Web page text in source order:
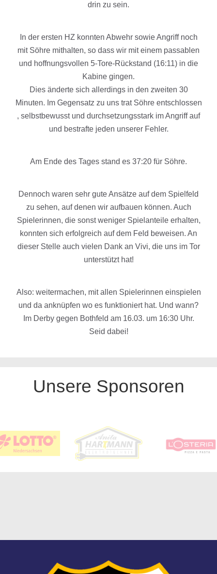
drin zu sein.
In der ersten HZ konnten Abwehr sowie Angriff noch
mit Söhre mithalten, so dass wir mit einem passablen
und hoffnungsvollen 5-Tore-Rückstand (16:11) in die
Kabine gingen.
Dies änderte sich allerdings in den zweiten 30
Minuten. Im Gegensatz zu uns trat Söhre entschlossen
, selbstbewusst und durchsetzungsstark im Angriff auf
und bestrafte jeden unserer Fehler.
Am Ende des Tages stand es 37:20 für Söhre.
Dennoch waren sehr gute Ansätze auf dem Spielfeld
zu sehen, auf denen wir aufbauen können. Auch
Spielerinnen, die sonst weniger Spielanteile erhalten,
konnten sich erfolgreich auf dem Feld beweisen. An
dieser Stelle auch vielen Dank an Vivi, die uns im Tor
unterstützt hat!
Also: weitermachen, mit allen Spielerinnen einspielen
und da anknüpfen wo es funktioniert hat. Und wann?
Im Derby gegen Bothfeld am 16.03. um 16:30 Uhr.
Seid dabei!
Unsere Sponsoren